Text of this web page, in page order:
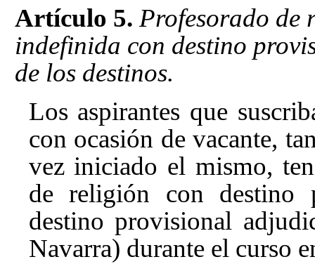
Artículo 5. Profesorado de
indefinida con destino
de los destinos.
Los aspirantes que
con ocasión de vacante,
vez iniciado el mismo,
de religión con destino
destino provisional
Navarra) durante el curso